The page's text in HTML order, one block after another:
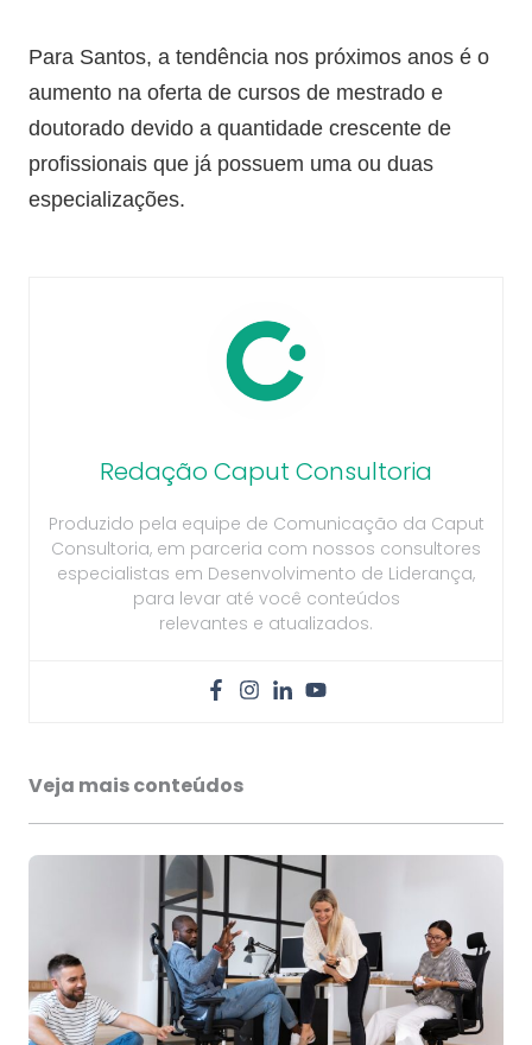
Para Santos, a tendência nos próximos anos é o
aumento na oferta de cursos de mestrado e
doutorado devido a quantidade crescente de
profissionais que já possuem uma ou duas
especializações.
Redação Caput Consultoria
Produzido pela equipe de Comunicação da Caput
Consultoria, em parceria com nossos consultores
especialistas em Desenvolvimento de Liderança,
para levar até você conteúdos
relevantes e atualizados.
Veja mais conteúdos